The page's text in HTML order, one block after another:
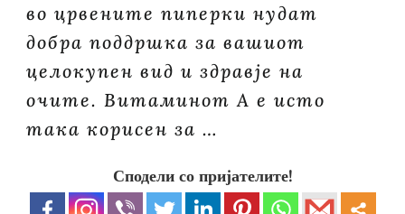
во црвените пиперки нудат
добра поддршка за вашиот
целокупен вид и здравје на
очите. Витаминот А е исто
така корисен за …
Сподели со пријателите!